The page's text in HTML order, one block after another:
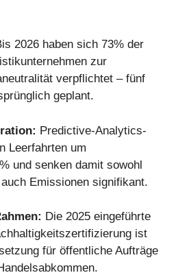
2026 haben sich 73% der
zur
verpflichtet – fünf
geplant.
Predictive-Analytics-
Leerfahrten um
und senken damit sowohl
Emissionen signifikant.
Die 2025 eingeführte
ist
für öffentliche Aufträge